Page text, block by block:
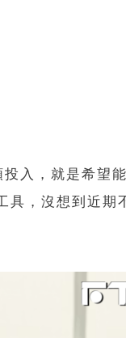
入，就是希望
，沒想到近期